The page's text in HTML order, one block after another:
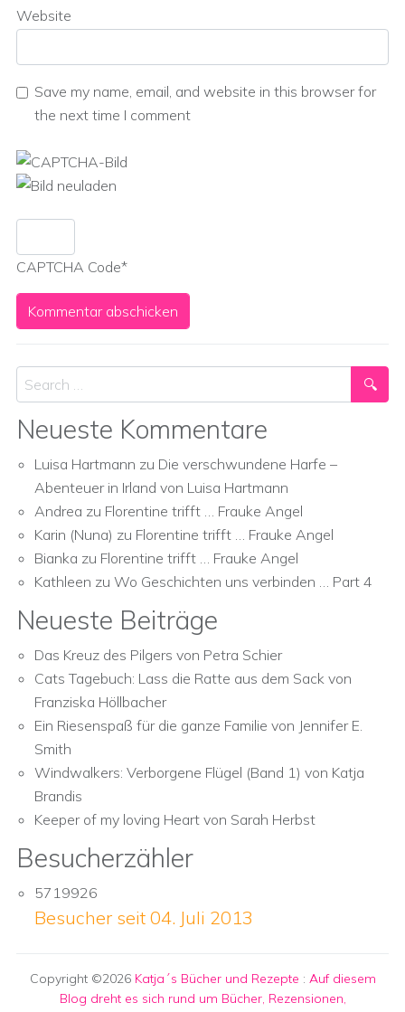
Website
Save my name, email, and website in this browser for
the next time I comment
CAPTCHA Code*
Search
Neueste Kommentare
Luisa Hartmann zu Die verschwundene Harfe –
Abenteuer in Irland von Luisa Hartmann
Andrea zu Florentine trifft … Frauke Angel
Karin (Nuna) zu Florentine trifft … Frauke Angel
Bianka zu Florentine trifft … Frauke Angel
Kathleen zu Wo Geschichten uns verbinden … Part 4
Neueste Beiträge
Das Kreuz des Pilgers von Petra Schier
Cats Tagebuch: Lass die Ratte aus dem Sack von
Franziska Höllbacher
Ein Riesenspaß für die ganze Familie von Jennifer E.
Smith
Windwalkers: Verborgene Flügel (Band 1) von Katja
Brandis
Keeper of my loving Heart von Sarah Herbst
Besucherzähler
5719926
Besucher seit 04. Juli 2013
Copyright ©2026 Katja´s Bücher und Rezepte : Auf diesem
Blog dreht es sich rund um Bücher, Rezensionen,